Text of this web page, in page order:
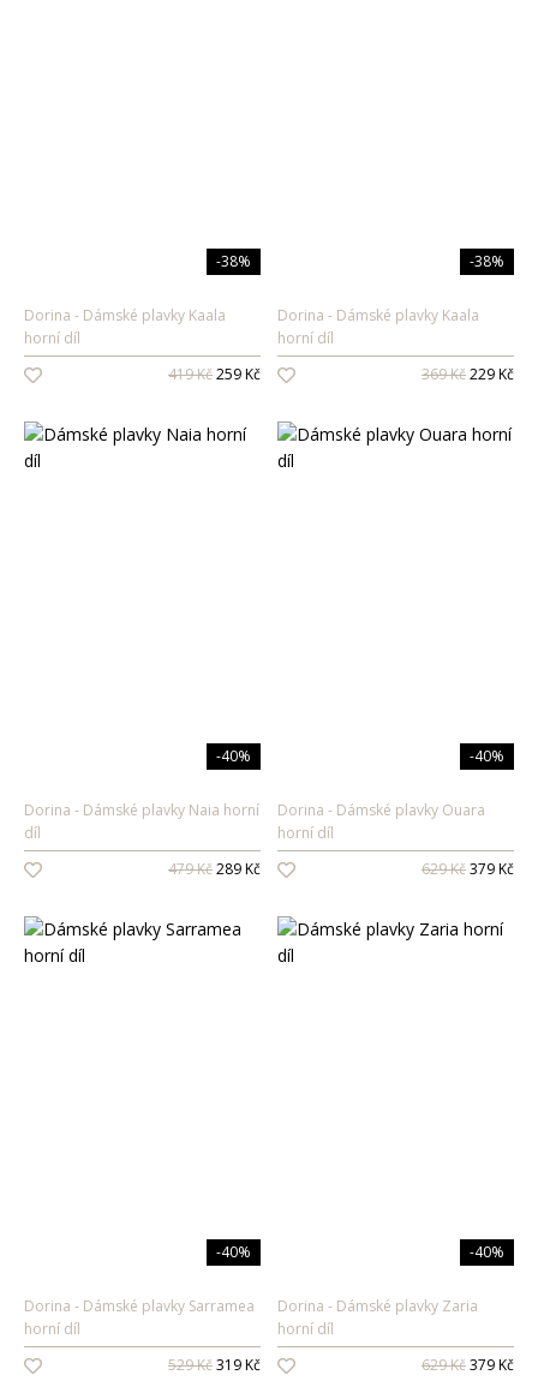
-38%
Dorina
Dámské plavky Kaala
horní díl
419 Kč259 Kč
-38%
Dorina
Dámské plavky Kaala
horní díl
369 Kč229 Kč
-40%
Dorina
Dámské plavky Naia horní
díl
479 Kč289 Kč
-40%
Dorina
Dámské plavky Ouara
horní díl
629 Kč379 Kč
-40%
Dorina
Dámské plavky Sarramea
horní díl
529 Kč319 Kč
-40%
Dorina
Dámské plavky Zaria
horní díl
629 Kč379 Kč